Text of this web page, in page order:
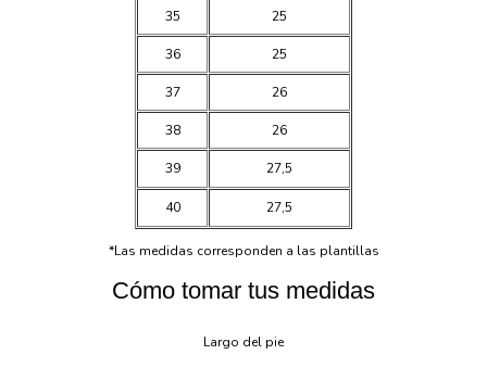
35 25
36 25
37 26
38 26
39 27,5
40 27,5
*Las medidas corresponden a las plantillas
Cómo tomar tus medidas
Largo del pie